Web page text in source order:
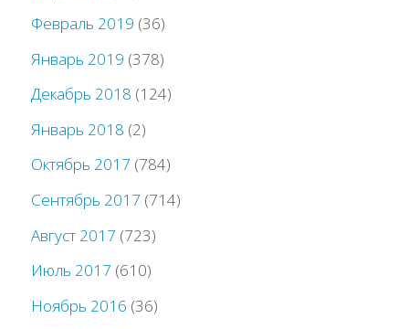
Февраль 2019 (36)
Январь 2019 (378)
Декабрь 2018 (124)
Январь 2018 (2)
Октябрь 2017 (784)
Сентябрь 2017 (714)
Август 2017 (723)
Июль 2017 (610)
Ноябрь 2016 (36)